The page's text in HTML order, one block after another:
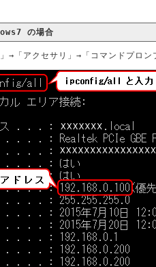
の場合
→「アクセサリ」→「コマンドプロン